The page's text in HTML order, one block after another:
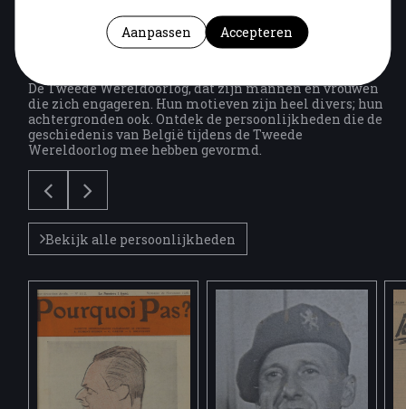
PERSOONLIJKHEDEN
De Tweede Wereldoorlog, dat zijn mannen en vrouwen
die zich engageren. Hun motieven zijn heel divers; hun
achtergronden ook. Ontdek de persoonlijkheden die de
geschiedenis van België tijdens de Tweede
Wereldoorlog mee hebben gevormd.
Bekijk alle persoonlijkheden
Aanpassen Accepteren